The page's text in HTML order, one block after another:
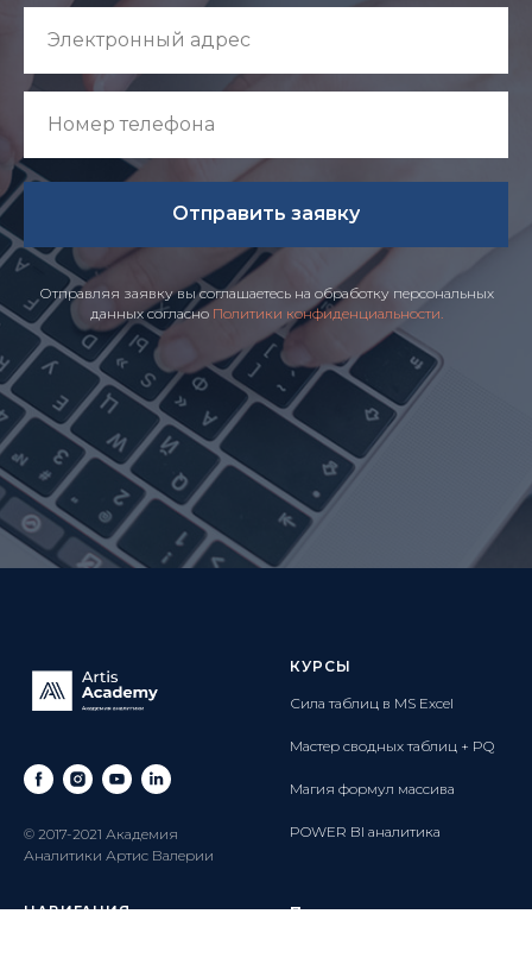
Отправить заявку
Отправляя заявку вы соглашаетесь на обработку персональных
данных согласно Политики конфиденциальности.
© 2017-2021 Академия
Аналитики Артис Валерии
КУРСЫ
Сила таблиц в MS Excel
Мастер сводных таблиц + PQ
Магия формул массива
POWER BI аналитика
НАВИГАЦИЯ
По вопросам